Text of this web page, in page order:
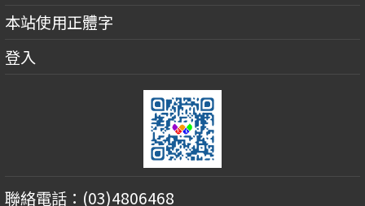
本站使用正體字
登入
聯絡電話：(03)4806468